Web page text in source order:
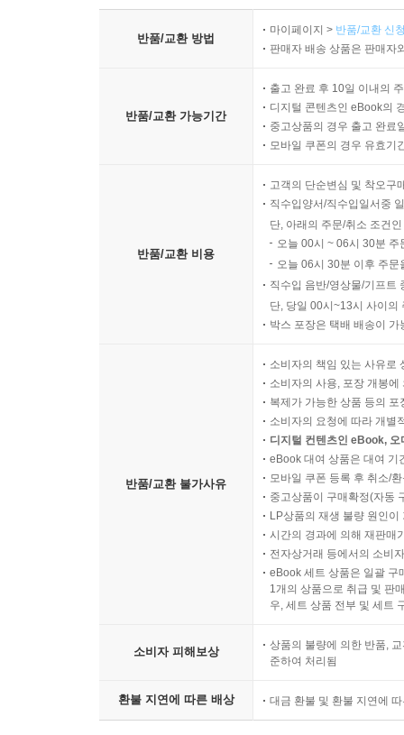
반품/교환 방법
마이페이지 > 반품/교환 신
판매자 배송 상품은 판매자
반품/교환 가능기간
출고 완료 후 10일 이내의
디지털 콘텐츠인 eBook의
중고상품의 경우 출고 완료
모바일 쿠폰의 경우 유효기
반품/교환 비용
고객의 단순변심 및 착오구
직수입양서/직수입일서중
단, 아래의 주문/취소 조건
오늘 00시 ~ 06시 30분
오늘 06시 30분 이후 주
직수입 음반/영상물/기프트
단, 당일 00시~13시 사이의
박스 포장은 택배 배송이
반품/교환 불가사유
소비자의 책임 있는 사유로
소비자의 사용, 포장 개봉
복제가 가능한 상품 등의
소비자의 요청에 따라 개별
디지털 컨텐츠인 eBook,
eBook 대여 상품은 대여 기
모바일 쿠폰 등록 후 취소/
중고상품이 구매확정(자동
LP상품의 재생 불량 원인
시간의 경과에 의해 재판매
전자상거래 등에서의 소비
eBook 세트 상품은 일괄 구
1개의 상품으로 취급 및 판
우, 세트 상품 전부 및 세트
소비자 피해보상
상품의 불량에 의한 반품,
준하여 처리됨
환불 지연에 따른 배상 대금 환불 및 환불 지연에